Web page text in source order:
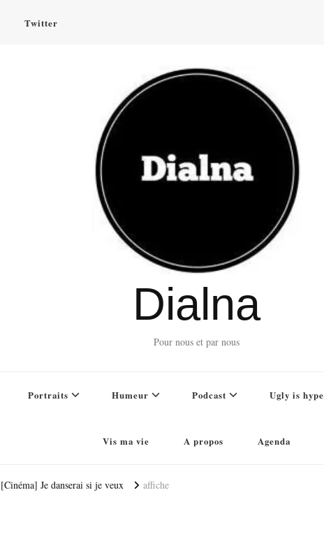
Twitter
Dialna
Pour nous et par nous
Portraits Humeur Podcast Ugly is hype
Vis ma vie A propos Agenda
[Cinéma] Je danserai si je veux affiche